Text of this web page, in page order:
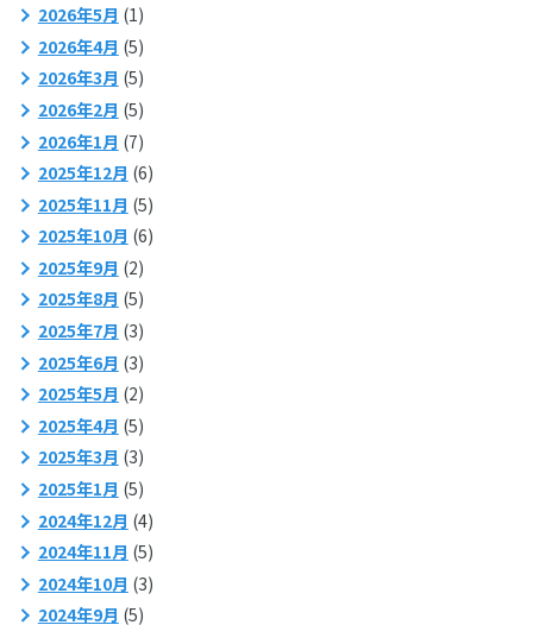
2026年5月 (1)
2026年4月 (5)
2026年3月 (5)
2026年2月 (5)
2026年1月 (7)
2025年12月 (6)
2025年11月 (5)
2025年10月 (6)
2025年9月 (2)
2025年8月 (5)
2025年7月 (3)
2025年6月 (3)
2025年5月 (2)
2025年4月 (5)
2025年3月 (3)
2025年1月 (5)
2024年12月 (4)
2024年11月 (5)
2024年10月 (3)
2024年9月 (5)